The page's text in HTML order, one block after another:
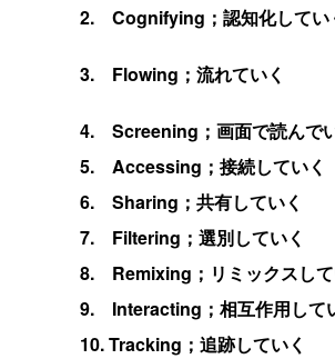
2. Cognifying ；認知化してい
3. Flowing ；流れていく
4. Screening ；画面で読んで
5. Accessing ；接続していく
6. Sharing ；共有していく
7. Filtering ；選別していく
8. Remixing ；リミックスし
9. Interacting ；相互作用して
10. Tracking ；追跡していく